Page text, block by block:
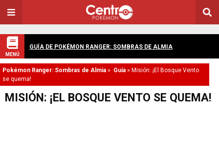
MENÚ
GUÍA DE POKÉMON RANGER: SOMBRAS DE ALMIA
Pokémon Ranger: Sombras de Almia » Guía » Misión: ¡El Bosque Vento
se quema!
MISIÓN: ¡EL BOSQUE VENTO SE QUEMA!